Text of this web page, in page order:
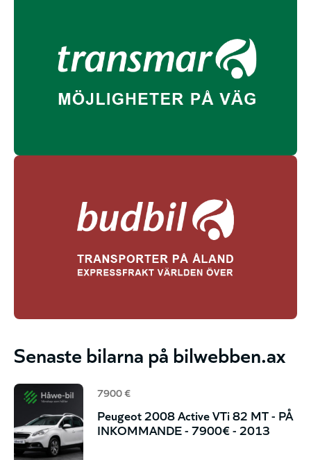
Senaste bilarna på bilwebben.ax
7900 €
Peugeot 2008 Active VTi 82 MT - PÅ
INKOMMANDE - 7900€ - 2013